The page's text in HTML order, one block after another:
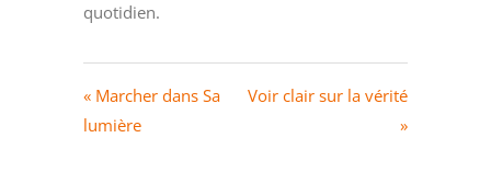
quotidien.
« Marcher dans Sa
lumière
Voir clair sur la vérité
»